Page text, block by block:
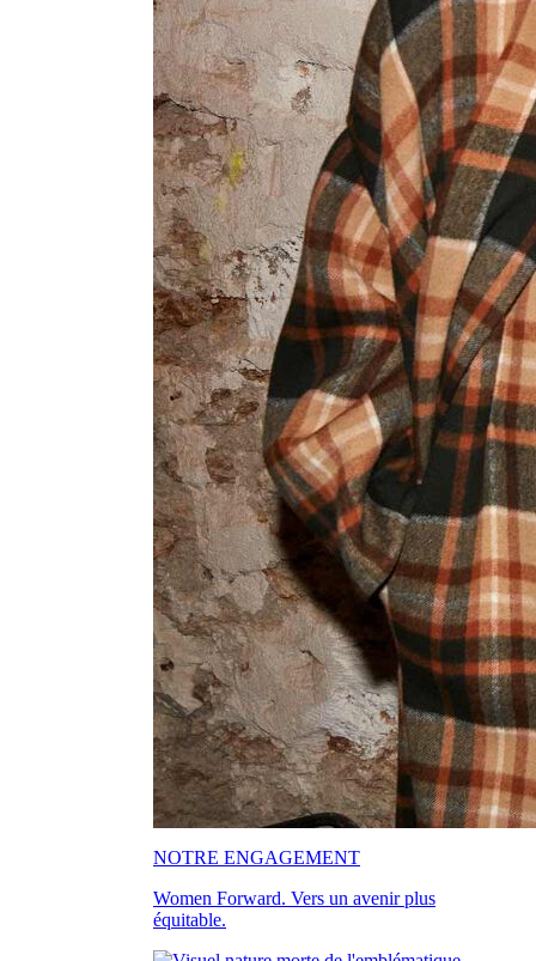
NOTRE ENGAGEMENT
Women Forward. Vers un avenir plus
équitable.